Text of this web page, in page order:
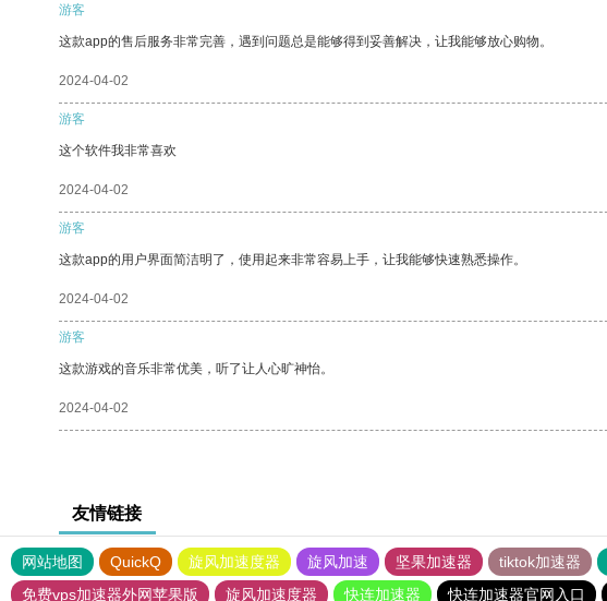
游客
这款app的售后服务非常完善，遇到问题总是能够得到妥善解决，让我能够放心购物。
2024-04-02
游客
这个软件我非常喜欢
2024-04-02
游客
这款app的用户界面简洁明了，使用起来非常容易上手，让我能够快速熟悉操作。
2024-04-02
游客
这款游戏的音乐非常优美，听了让人心旷神怡。
2024-04-02
友情链接
网站地图 QuickQ 旋风加速度器 旋风加速 坚果加速器 tiktok加速器
免费vps加速器外网苹果版
旋风加速度器 快连加速器 快连加速器官网入口